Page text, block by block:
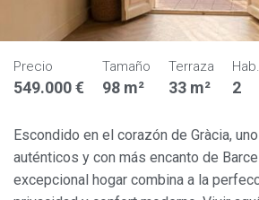
Precio
549.000 €
Tamaño
98 m²
Terraza
33 m²
Hab.
2
Escondido en el corazón de Gràcia,
auténticos y con más encanto de
excepcional hogar combina a la